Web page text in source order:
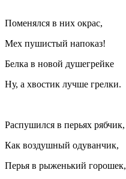
Поменялся в них окрас,
Мех пушистый напоказ!
Белка в новой душегрейке
Ну, а хвостик лучше грелки.
Распушился в перьях рябчик,
Как воздушный одуванчик,
Перья в рыженький горошек,